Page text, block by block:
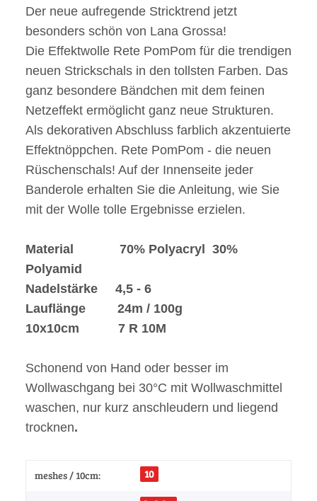
Der neue aufregende Stricktrend jetzt
besonders schön von Lana Grossa!
Die Effektwolle Rete PomPom für die trendigen
neuen Strickschals in den tollsten Farben. Das
ganz besondere Bändchen mit dem feinen
Netzeffekt ermöglicht ganz neue Strukturen.
Als dekorativen Abschluss farblich akzentuierte
Effektnöppchen. Rete PomPom - die neuen
Rüschenschals! Auf der Innenseite jeder
Banderole erhalten Sie die Anleitung, wie Sie
mit der Wolle tolle Ergebnisse erzielen.
Material 70% Polyacryl 30%
Polyamid
Nadelstärke 4,5 - 6
Lauflänge 24m / 100g
10x10cm 7 R 10M
Schonend von Hand oder besser im
Wollwaschgang bei 30°C mit Wollwaschmittel
waschen, nur kurz anschleudern und liegend
trocknen.
meshes / 10cm: 10